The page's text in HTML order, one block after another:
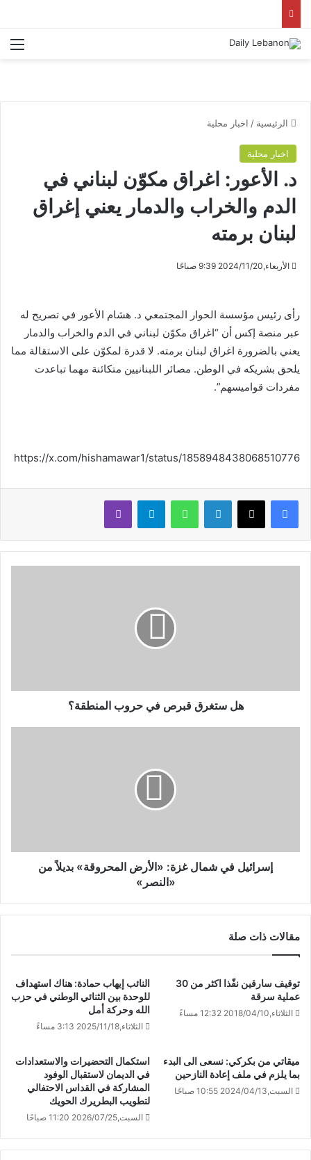
الرئيسية / اخبار محلية
اخبار محلية
د. الأعور: اغراق مكوّن لبناني في
الدم والخراب والدمار يعني إغراق
لبنان برمته
الأربعاء,2024/11/20 9:39 صباحًا
رأى رئيس مؤسسة الحوار المجتمعي د. هشام الأعور في تصريح له
عبر منصة إكس أن “اغراق مكوّن لبناني في الدم والخراب والدمار
يعني بالضرورة اغراق لبنان برمته. لا قدرة لمكوّن على الاستقالة مما
يلحق بشريكه في الوطن. مصائر اللبنانيين متكائنة مهما تباعدت
مفردات قواميسهم”.
https://x.com/hishamawar1/status/1858948438068510776
لينكدإن واتساب تيلقرام ڤايبر
هل ستغرق قبرص في حروب المنطقة؟
إسرائيل في شمال غزة: «الأرض المحروقة» بديلاً من
«النصر»
مقالات ذات صلة
توقيف سارقين نفّذا اكثر من 30
عملية سرقة
الثلاثاء,2018/04/10 12:32 مساءً
النائب إيهاب حمادة: هناك استهداف
للوحدة بين الثنائي الوطني في حزب
الله وحركة أمل
الثلاثاء,2025/11/18 3:13 مساءً
ميقاتي من بكركي: نسعى الى البدء
بما يلزم في ملف إعادة النازحين
السبت,2024/04/13 10:55 صباحًا
استكمال التحضيرات والاستعدادات
في الديمان لاستقبال الوفود
المشاركة في القداس الاحتفالي
لتطويب البطريرك الحويك
السبت,2026/07/25 11:20 صباحًا